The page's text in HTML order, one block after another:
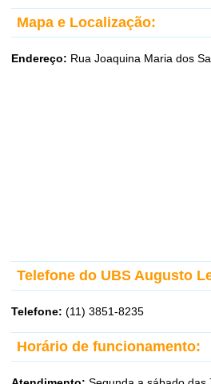
Mapa e Localização:
Endereço: Rua Joaquina Maria dos
Telefone do UBS Augusto
Telefone: (11) 3851-8235
Horário de funcionamento: